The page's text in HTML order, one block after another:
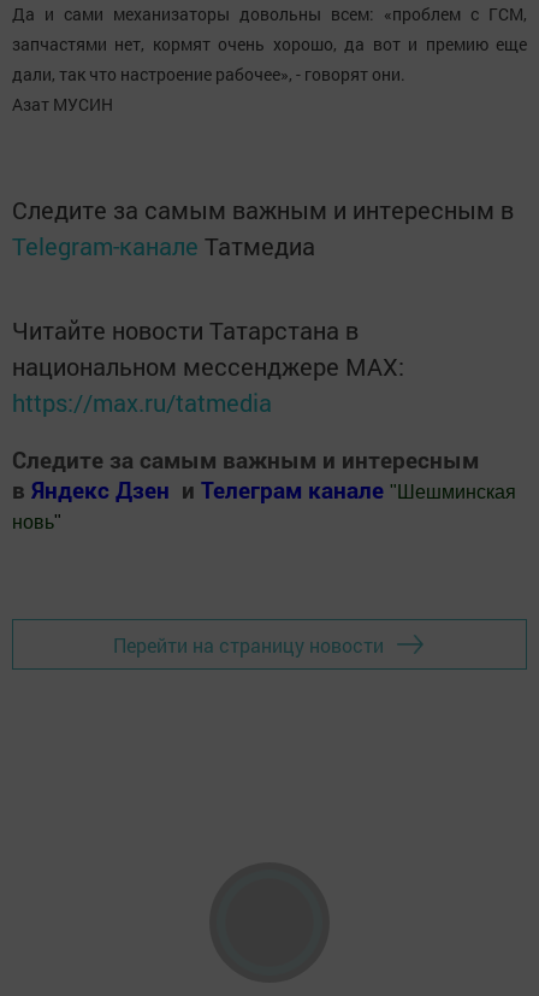
Да и сами механизаторы довольны всем: «проблем с ГСМ,
запчастями нет, кормят очень хорошо, да вот и премию еще
дали, так что настроение рабочее», - говорят они.
Азат МУСИН
Следите за самым важным и интересным в
Telegram-канале Татмедиа
Читайте новости Татарстана в
национальном мессенджере MАХ:
https://max.ru/tatmedia
Следите за самым важным и интересным
в Яндекс Дзен и Телеграм канале " Шешминская
новь"
Перейти на страницу новости